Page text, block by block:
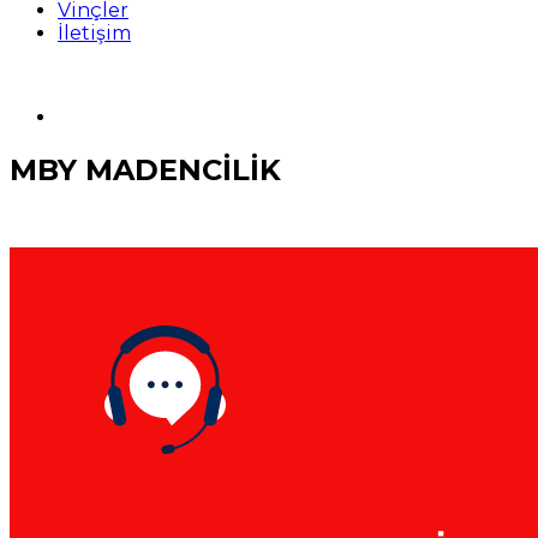
Vinçler
İletişim
MBY MADENCİLİK